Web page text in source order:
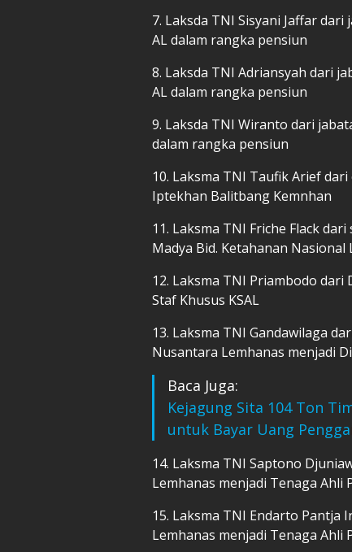
7. Laksda TNI Sisyani Jaffar
AL dalam rangka pensiun
8. Laksda TNI Adriansyah dari
AL dalam rangka pensiun
9. Laksda TNI Wiranto dari
dalam rangka pensiun
10. Laksma TNI Taufik Arief
Iptekhan Balitbang Kemnhan
11. Laksma TNI Friche Flack
Madya Bid. Ketahanan Nasional
12. Laksma TNI Priambodo
Staf Khusus KSAL
13. Laksma TNI Gandawilaga
Nusantara Lemhanas menjadi
Baca Juga:
Kejagung Sita 104 Ton
untuk Bayar Uang
14. Laksma TNI Saptono
Lemhanas menjadi Tenaga Ahli
15. Laksma TNI Endarto Pantja
Lemhanas menjadi Tenaga Ahli